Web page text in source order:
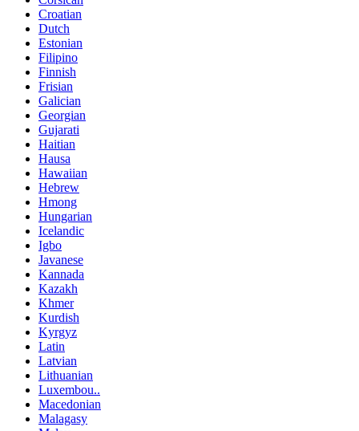
Croatian
Dutch
Estonian
Filipino
Finnish
Frisian
Galician
Georgian
Gujarati
Haitian
Hausa
Hawaiian
Hebrew
Hmong
Hungarian
Icelandic
Igbo
Javanese
Kannada
Kazakh
Khmer
Kurdish
Kyrgyz
Latin
Latvian
Lithuanian
Luxembou..
Macedonian
Malagasy